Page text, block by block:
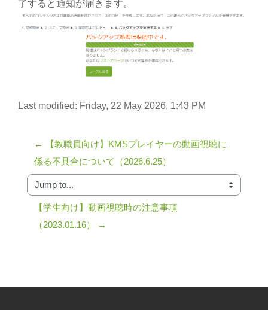
了すると通知が届きます。
Last modified: Friday, 22 May 2026, 1:43 PM
← 【教職員向け】KMSプレイヤーの動画視聴に
係る不具合について（2026.6.25）
Jump to...
【学生向け】動画視聴時の注意事項
（2023.01.16） →